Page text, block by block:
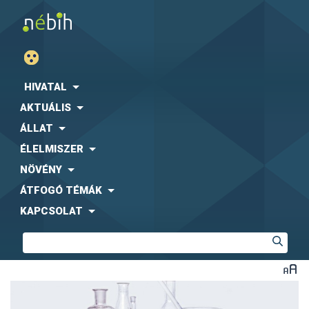
HIVATAL
AKTUÁLIS
ÁLLAT
ÉLELMISZER
NÖVÉNY
ÁTFOGÓ TÉMÁK
KAPCSOLAT